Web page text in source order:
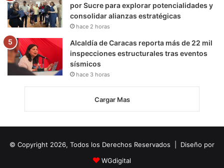
por Sucre para explorar potencialidades y
consolidar alianzas estratégicas
hace 2 horas
Alcaldía de Caracas reporta más de 22 mil
inspecciones estructurales tras eventos
sísmicos
hace 3 horas
Cargar Mas
© Copyright 2026, Todos los Derechos Reservados | Diseño por
WGdigital